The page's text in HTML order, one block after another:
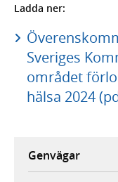
Ladda ner:
Sveriges
området
hälsa 2024
Genvägar